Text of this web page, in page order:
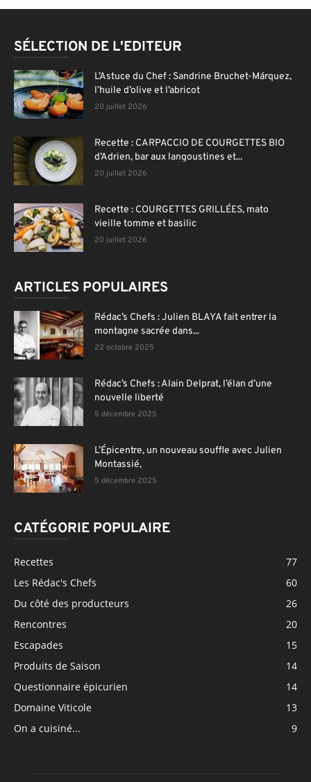
SÉLECTION DE L'EDITEUR
L’Astuce du Chef : Sandrine Bruchet-Márquez,
l’huile d’olive et l’abricot
20 juillet 2026
Recette : CARPACCIO DE COURGETTES BIO
d’Adrien, bar aux langoustines et...
20 juillet 2026
Recette : COURGETTES GRILLÉES, mato
vieille tomme et basilic
20 juillet 2026
ARTICLES POPULAIRES
Rédac’s Chefs : Julien BLAYA fait entrer la
montagne sacrée dans...
22 octobre 2025
Rédac’s Chefs : Alain Delprat, l’élan d’une
nouvelle liberté
5 décembre 2025
L’Épicentre, un nouveau souffle avec Julien
Montassié,
5 décembre 2025
CATÉGORIE POPULAIRE
Recettes
77
Les Rédac's Chefs
60
Du côté des producteurs
26
Rencontres
20
Escapades
15
Produits de Saison
14
Questionnaire épicurien
14
Domaine Viticole
13
On a cuisiné...
9